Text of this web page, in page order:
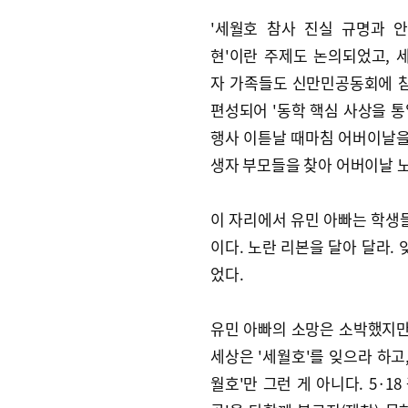
'세월호 참사 진실 규명과
현'이란 주제도 논의되었고,
자 가족들도 신만민공동회에
편성되어 '동학 핵심 사상을
행사 이튿날 때마침 어버이날
생자 부모들을 찾아 어버이날
이 자리에서 유민 아빠는 학
이다. 노란 리본을 달아 달라.
었다.
유민 아빠의 소망은 소박했지
세상은 '세월호'를 잊으라 하
월호'만 그런 게 아니다.